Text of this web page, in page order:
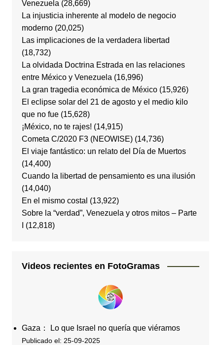
Venezuela (28,669)
La injusticia inherente al modelo de negocio
moderno (20,025)
Las implicaciones de la verdadera libertad
(18,732)
La olvidada Doctrina Estrada en las relaciones
entre México y Venezuela (16,996)
La gran tragedia económica de México (15,926)
El eclipse solar del 21 de agosto y el medio kilo
que no fue (15,628)
¡México, no te rajes! (14,915)
Cometa C/2020 F3 (NEOWISE) (14,736)
El viaje fantástico: un relato del Día de Muertos
(14,400)
Cuando la libertad de pensamiento es una ilusión
(14,040)
En el mismo costal (13,922)
Sobre la “verdad”, Venezuela y otros mitos – Parte
(12,818)
Videos recientes en FotoGramas
Gaza： Lo que Israel no quería que viéramos
Publicado el: 25-09-2025